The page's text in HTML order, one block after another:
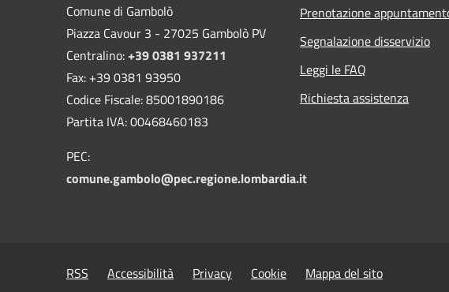
Comune di Gambolò
Piazza Cavour 3 - 27025 Gambolò PV
Centralino:+39 0381 937211
Fax: +39 0381 93950
Codice Fiscale: 85001890186
Partita IVA: 00468460183
PEC:
comune.gambolo@pec.regione.lombardia.it
Prenotazione
Segnalazione disservizio
Leggi le FAQ
Richiesta assistenza
RSS Accessibilità Privacy Cookie Mappa del sito